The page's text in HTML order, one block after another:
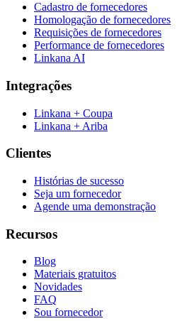
Cadastro de fornecedores
Homologação de fornecedores
Requisições de fornecedores
Performance de fornecedores
Linkana AI
Integrações
Linkana + Coupa
Linkana + Ariba
Clientes
Histórias de sucesso
Seja um fornecedor
Agende uma demonstração
Recursos
Blog
Materiais gratuitos
Novidades
FAQ
Sou fornecedor